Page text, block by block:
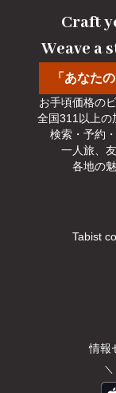
「あなた
Craft
Weave a
お手頃価格の
全国311以上の
検索・予約
一人旅、
各地の
＼
Tabist
情報